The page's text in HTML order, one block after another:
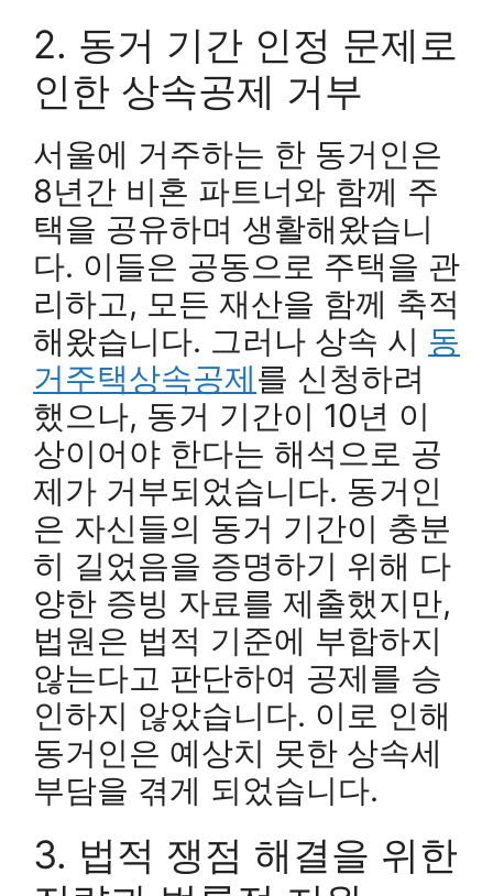
2. 동거 기간 인정 문제로
인한 상속공제 거부
서울에 거주하는 한 동거인은
8년간 비혼 파트너와 함께 주
택을 공유하며 생활해왔습니
다. 이들은 공동으로 주택을 관
리하고, 모든 재산을 함께 축적
해왔습니다. 그러나 상속 시 동
거주택상속공제를 신청하려
했으나, 동거 기간이 10년 이
상이어야 한다는 해석으로 공
제가 거부되었습니다. 동거인
은 자신들의 동거 기간이 충분
히 길었음을 증명하기 위해 다
양한 증빙 자료를 제출했지만,
법원은 법적 기준에 부합하지
않는다고 판단하여 공제를 승
인하지 않았습니다. 이로 인해
동거인은 예상치 못한 상속세
부담을 겪게 되었습니다.
3. 법적 쟁점 해결을 위한